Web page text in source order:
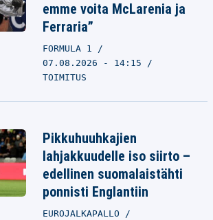
emme voita McLarenia ja
Ferraria”
FORMULA 1
07.08.2026 - 14:15
TOIMITUS
Pikkuhuuhkajien
lahjakkuudelle iso siirto –
edellinen suomalaistähti
ponnisti Englantiin
EUROJALKAPALLO